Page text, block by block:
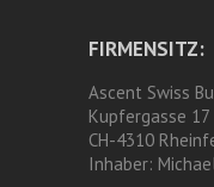
FIRMENSITZ:
Ascent Swiss
Kupfergasse 17
CH-4310
Inhaber: